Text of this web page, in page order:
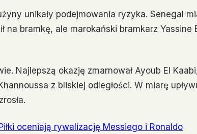
unikały podejmowania ryzyka. Senegal
na bramkę, ale marokański bramkarz Yassine
Najlepszą okazję zmarnował Ayoub El
z bliskiej odległości. W miarę
oceniają rywalizację Messiego i Ronaldo